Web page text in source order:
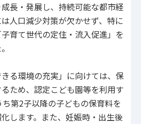
長・発展し、持続可能な都市経
人口減少対策が欠かせず、特に
育て世代の定住・流入促進」を
きる環境の充実」に向けては、保
ため、認定こども園等を利用す
第2子以降の子どもの保育料を
します。また、妊娠時・出生後